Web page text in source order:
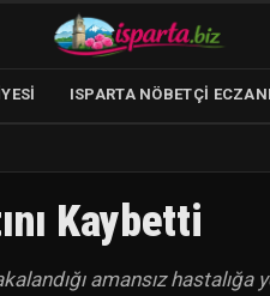
ISPARTA NÖBETÇİ
Kaybetti
amansız hastalığa